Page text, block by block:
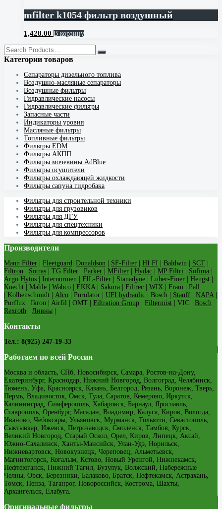
mfilter k1054 фильтр воздушный
1,428.00 В корзину
Категории товаров
Cепараторы дизельного топлива
Воздушно-масляные сепараторы
Воздушные фильтры
Гидравлические насосы
Гидравлические фильтры
Запасные части
Индикаторы уровня
Масляные фильтры
Топливные фильтры
Фильтры EDM
Фильтры АКПП
Фильтры мочевины AdBlue
Фильтры осушители
Фильтры охлаждающей жидкости
Фильтры сапуна гидробака
Фильтры для строительной техники
Фильтры для грузовиков
Фильтры для ДГУ
Фильтры для спецтехники
Фильтры для компрессоров
Производители
Mann Filter Fleetguard Donaldson SF-Filter HI FI | Baldwin | SCT
Filtron
Sotras | TG Filter | Parker MFilter Hydac MP Filtri Sofima
Argo Hytos | Internormen | FIL-Filter | Stanadyne Luber-Finer Hengst
Knecht | Mahle | Wabco EKKA Sakura Filtrec WIX | Fram | Pall
| Kolbenschmidt | Alco | Purolator | UFI hydraulic | Bosch | Stauff NAPA
Purflux | Ikron | Airfil | OMT | Filtration Group Filtermist | VIC | Bosch
Rexroth
Ливны
Контакты
Тел.: 8(925) 247-19-33
Работаем по всей России
Москва и область, СПб, Новосибирск, Самара, Ростов-на-Дону,
Екатеринбург, Краснодар, Нижний Новгород, Волгоград, Челябинск,
Тюмень, Уфа, Красноярск, Казань, Белгород, Рязань, Воронеж, Тверь,
Пермь, Владивосток, Омск, Тула, Саратов, Кемерово, Иркутск,
Калининград, Симферополь, Хабаровск, Барнаул, Ярославль,
Ставрополь, Оренбург, Магадан, Владимир, Калуга, Киров, Вологда,
Иваново, Чебоксары, Ульяновск, Мурманск, Тольятти, Севастополь,
Сыктывкар, Ижевск, Петрозаводск, Смоленск, Тамбов, Курск,
Великий Новгород, Старый Оскол, Орел, Киров, Липецк, Аксай,
Южно-Сахалинск, Ханты-Мансийск, Улан-Удэ, Норильск,
Нижневартовск, Новокузнецк, Череповец, Альметьевск,
Магнитогорск, Когалым, Кстово, Новый Уренгой, Нижнекамск,
Нефтеюганск, Нижний Тагил, Бузулук, Волжский, Набережные
Челны, Орск, Березники, Балаково, Братск, Нефтекамск, Астрахань,
Томск, Пенза, Таганрог, Новороссийск, Кострома, Шахты,
Архангельск, Елабуга.
Оригинальные фильтры